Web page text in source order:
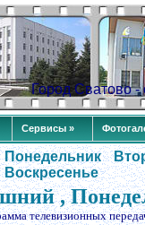
Город Сватово
Сервисы »
Понедельник
Воскресенье
,
телевизионных